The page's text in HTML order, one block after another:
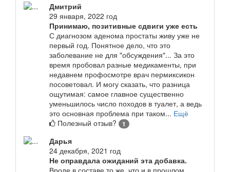
Дмитрий
29 января, 2022 год
Принимаю, позитивные сдвиги уже есть
С диагнозом аденома простаты живу уже не
первый год. Понятное дело, что это
заболевание не для "обсуждения"... За это
время пробовал разные медикаменты, при
недавнем профосмотре врач пермиксикон
посоветовал. И могу сказать, что разница
ощутимая: самое главное существенно
уменьшилось число походов в туалет, а ведь
это основная проблема при таком... Ещё
Полезный отзыв?
1
Дарья
24 декабря, 2021 год
Не оправдала ожиданий эта добавка.
Вроде в составе то же, что и в прошлом